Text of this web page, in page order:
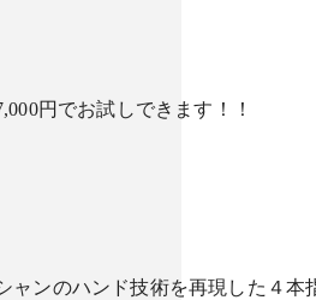
円でお試しできます！！
ャンのハンド技術を再現した４